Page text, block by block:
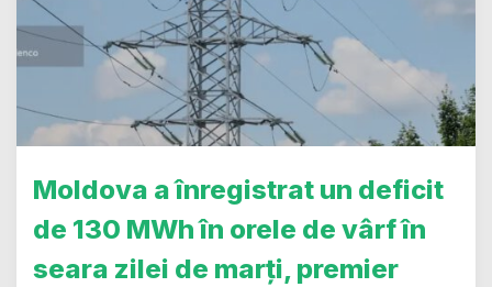
Moldova a înregistrat un deficit
de 130 MWh în orele de vârf în
seara zilei de marți, premier